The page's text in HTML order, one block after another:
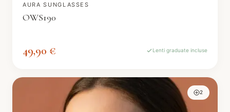
AURA SUNGLASSES
OWS190
49,90 € Lenti graduate incluse
2